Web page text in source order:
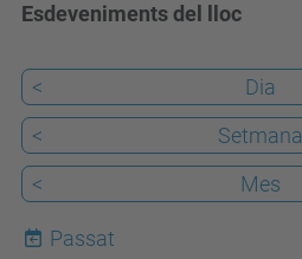
Esdeveniments del lloc
< Dia
<
Setmana
<
Mes
Passat